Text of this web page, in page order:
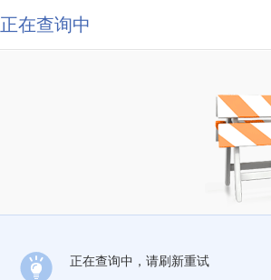
正在查询中
正在查询中，请刷新重试